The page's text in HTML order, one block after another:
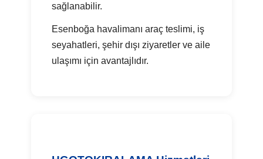
sağlanabilir.
Esenboğa havalimanı araç teslimi, iş
seyahatleri, şehir dışı ziyaretler ve aile
ulaşımı için avantajlıdır.